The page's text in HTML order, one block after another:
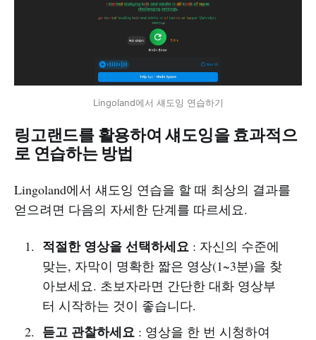
Lingoland에서 섀도잉 연습하기
링고랜드를 활용하여 섀도잉을 효과적으
로 연습하는 방법
Lingoland에서 섀도잉 연습을 할 때 최상의 결과를
얻으려면 다음의 자세한 단계를 따르세요.
적절한 영상을 선택하세요: 자신의 수준에
맞는, 자막이 명확한 짧은 영상(1~3분)을 찾
아보세요. 초보자라면 간단한 대화 영상부
터 시작하는 것이 좋습니다.
듣고 관찰하세요: 영상을 한 번 시청하여